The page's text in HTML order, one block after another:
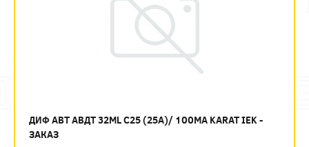
ДИФ АВТ АВДТ 32ML C25 (25А)/ 100МА KARAT IEK -
ЗАКАЗ